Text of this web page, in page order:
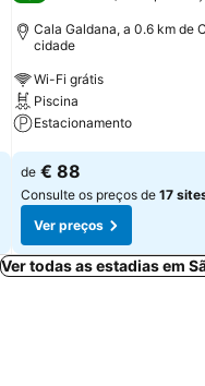
Cala Galdana, a 0.6 km de
cidade
Wi-Fi grátis
Piscina
Estacionamento
Ver preços
de € 88
Consulte os preços de 17
Ver preços
Ver todas as estadias em